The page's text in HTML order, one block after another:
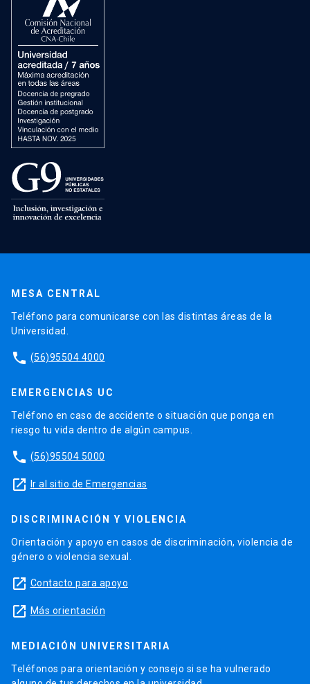
MESA CENTRAL
Teléfono para comunicarse con las distintas áreas de la
Universidad.
phone (56)95504 4000
EMERGENCIAS UC
Teléfono en caso de accidente o situación que ponga en
riesgo tu vida dentro de algún campus.
phone (56)95504 5000
launch Ir al sitio de Emergencias
DISCRIMINACIÓN Y VIOLENCIA
Orientación y apoyo en casos de discriminación, violencia de
género o violencia sexual.
launch Contacto para apoyo
launch Más orientación
MEDIACIÓN UNIVERSITARIA
Teléfonos para orientación y consejo si se ha vulnerado